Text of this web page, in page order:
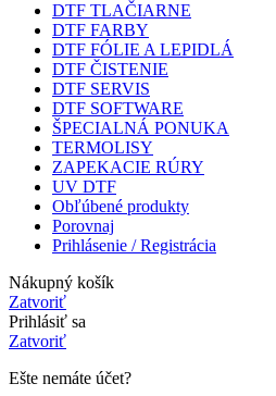
DTF TLAČIARNE
DTF FARBY
DTF FÓLIE A LEPIDLÁ
DTF ČISTENIE
DTF SERVIS
DTF SOFTWARE
ŠPECIALNÁ PONUKA
TERMOLISY
ZAPEKACIE RÚRY
UV DTF
Obľúbené produkty
Porovnaj
Prihlásenie / Registrácia
Nákupný košík
Zatvoriť
Prihlásiť sa
Zatvoriť
Ešte nemáte účet?